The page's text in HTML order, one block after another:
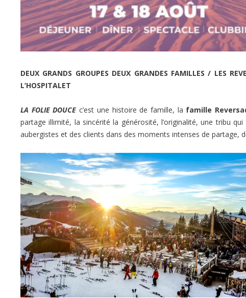
DEUX GRANDS GROUPES DEUX GRANDES FAMILLES / LES
L’HOSPITALET
LA FOLIE DOUCE c’est une histoire de famille, la famille
partage illimité, la sincérité la générosité, l’originalité, une tribu
aubergistes et des clients dans des moments intenses de partage,